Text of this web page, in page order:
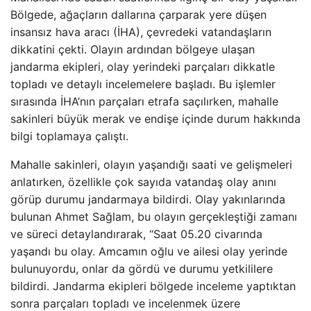
Bölgede, ağaçların dallarına çarparak yere düşen
insansız hava aracı (İHA), çevredeki vatandaşların
dikkatini çekti. Olayın ardından bölgeye ulaşan
jandarma ekipleri, olay yerindeki parçaları dikkatle
topladı ve detaylı incelemelere başladı. Bu işlemler
sırasında İHA’nın parçaları etrafa saçılırken, mahalle
sakinleri büyük merak ve endişe içinde durum hakkında
bilgi toplamaya çalıştı.
Mahalle sakinleri, olayın yaşandığı saati ve gelişmeleri
anlatırken, özellikle çok sayıda vatandaş olay anını
görüp durumu jandarmaya bildirdi. Olay yakınlarında
bulunan Ahmet Sağlam, bu olayın gerçekleştiği zamanı
ve süreci detaylandırarak, “Saat 05.20 civarında
yaşandı bu olay. Amcamın oğlu ve ailesi olay yerinde
bulunuyordu, onlar da gördü ve durumu yetkililere
bildirdi. Jandarma ekipleri bölgede inceleme yaptıktan
sonra parçaları topladı ve incelenmek üzere